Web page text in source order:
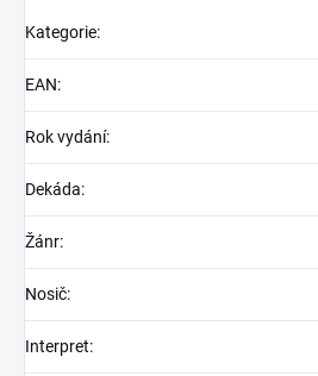
Kategorie:
EAN:
Rok vydání:
Dekáda:
Žánr:
Nosič:
Interpret: